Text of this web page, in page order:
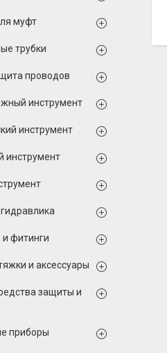
муфт
трубки
проводов
инструмент
инструмент
инструмент
фитинги
и аксессуары
защиты и
приборы